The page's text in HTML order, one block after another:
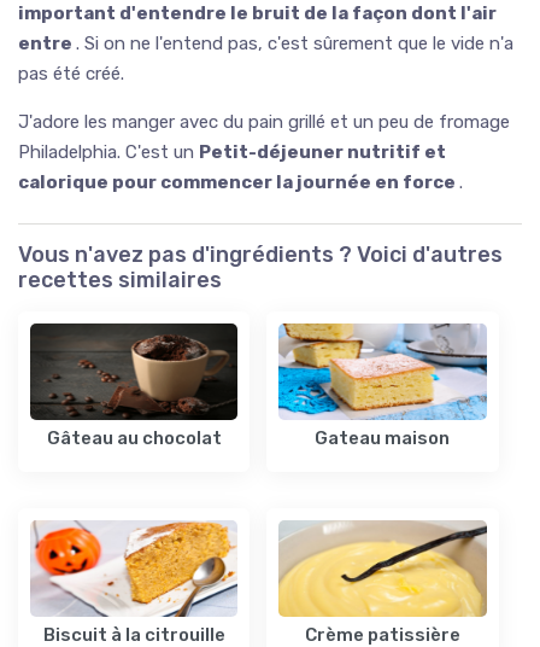
important d'entendre le bruit de la façon dont l'air
entre . Si on ne l'entend pas, c'est sûrement que le vide n'a
pas été créé.
J'adore les manger avec du pain grillé et un peu de fromage
Philadelphia. C'est un Petit-déjeuner nutritif et
calorique pour commencer la journée en force .
Vous n'avez pas d'ingrédients ? Voici d'autres
recettes similaires
Gâteau au chocolat Gateau maison
Biscuit à la citrouille Crème patissière